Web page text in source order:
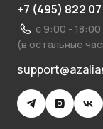
+7 (495) 822
с 9:00 - 18:00
(в остальные